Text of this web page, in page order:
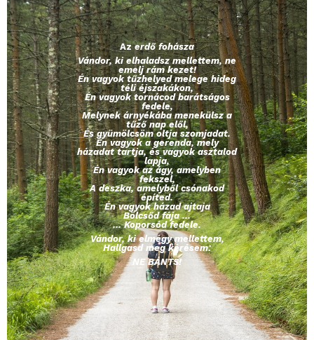
Azerdő fohásza
Vándor, ki elhaladsz mellettem, ne
emelj rám kezet!
Én vagyok tűzhelyed melege hideg
téli éjszakákon,
Én vagyok tornácod barátságos
fedele,
Melynek árnyékába menekülsz a
tűző nap elől,
És gyümölcsöm oltja szomjadat.
Én vagyok a gerenda, mely
házadat tartja, és vagyok asztalod
lapja,
Én vagyok az ágy, amelyben
fekszel,
A deszka, amelyből csónakod
építed.
Én vagyok házad ajtaja
Bölcsőd fája …
… Koporsód fedele.
Vándor, ki elmégy mellettem,
Hallgasd meg kérésem:
NE BÁNTS!